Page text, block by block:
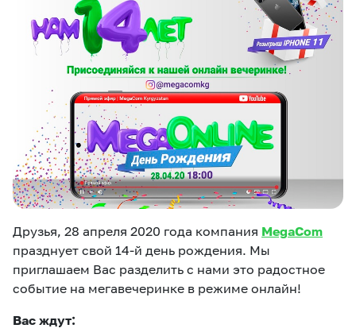
Услуги
Все услуги Развлечения
Звонки и SMS Подбор номера Доставка SIM
О нас Новости
Партнерам
Карта офисов и
покрытие
Сервисы
MegaTV MegaPay MegaKassa
Друзья, 28 апреля 2020 года компания MegaCom
празднует свой 14-й день рождения. Мы
приглашаем Вас разделить с нами это радостное
событие на мегавечеринке в режиме онлайн!
Вас ждут: